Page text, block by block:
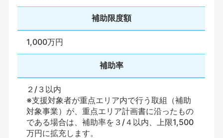
補助限度額
1,000万円
補助率
２/３以内
※支援対象者が重点エリア内で行う取組（補助
対象事業）が、重点エリア計画書に沿ったもの
である場合は、補助率を３/４以内、上限1,500
万円に拡充します。